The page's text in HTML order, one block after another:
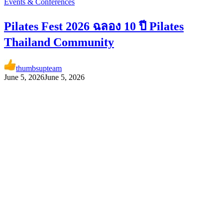
Pilates Fest 2026 ฉลอง 10 ปี Pilates
Thailand Community
thumbsupteam
June 5, 2026June 5, 2026